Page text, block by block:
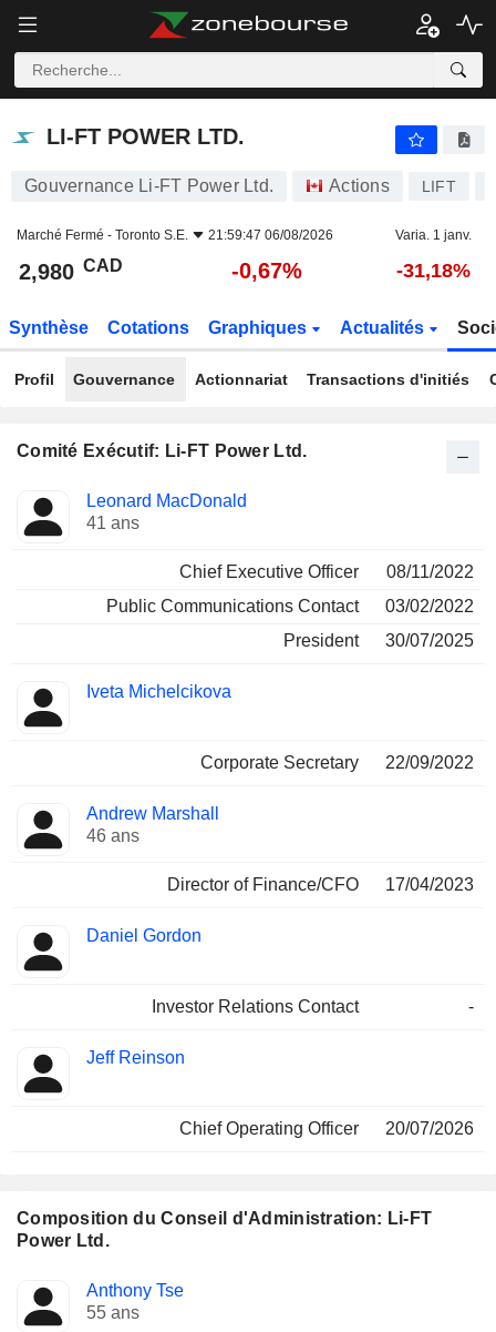
LI-FT POWER LTD.
LI-FT POWER LTD.
Gouvernance Li-FT Power Ltd. Actions LIFT
Marché Fermé - Toronto S.E. 21:59:47 06/08/2026 Varia. 1 janv.
2,980 CAD -0,67% -31,18%
Synthèse Cotations Graphiques Actualités
Profil Gouvernance Actionnariat Transactions d'initiés
Comité Exécutif: Li-FT Power Ltd.
Dirigeant
Fonctions
occupées
Leonard MacDonald
41 ans
Chief Executive Officer
08/11/2022
Public Communications Contact
03/02/2022
President
30/07/2025
Iveta Michelcikova
Corporate Secretary 22/09/2022
Andrew Marshall
46 ans
Director of Finance/CFO 17/04/2023
Daniel Gordon
Investor Relations Contact -
Jeff Reinson
Chief Operating Officer 20/07/2026
Composition du Conseil d'Administration: Li-FT
Power Ltd.
Administrateur Comités
Anthony Tse
55 ans